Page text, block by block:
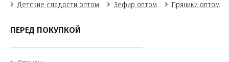
Детские сладости оптом
Зефир оптом Пряники оптом
ПЕРЕД ПОКУПКОЙ